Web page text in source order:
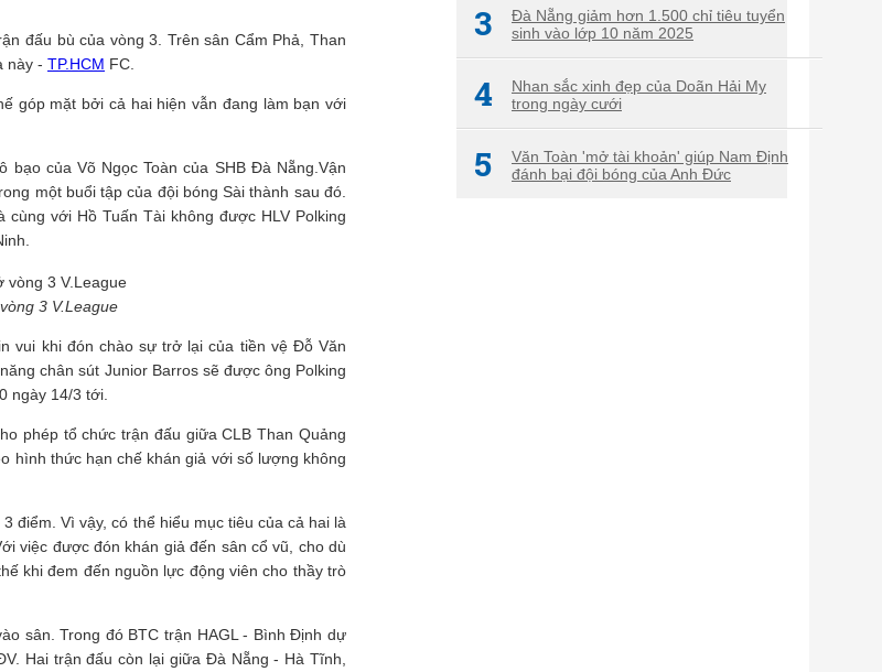
đấu bù của vòng 3. Trên sân Cẩm Phả, Than
này - TP.HCM FC.
góp mặt bởi cả hai hiện vẫn đang làm bạn với
của Võ Ngọc Toàn của SHB Đà Nẵng.Vận
một buổi tập của đội bóng Sài thành sau đó.
với Hồ Tuấn Tài không được HLV Polking
3 V.League
vui khi đón chào sự trở lại của tiền vệ Đỗ Văn
chân sút Junior Barros sẽ được ông Polking
ngày 14/3 tới.
phép tổ chức trận đấu giữa CLB Than Quảng
hình thức hạn chế khán giả với số lượng không
điểm. Vì vậy, có thể hiểu mục tiêu của cả hai là
việc được đón khán giả đến sân cổ vũ, cho dù
khi đem đến nguồn lực động viên cho thầy trò
sân. Trong đó BTC trận HAGL - Bình Định dự
Hai trận đấu còn lại giữa Đà Nẵng - Hà Tĩnh,
3
Đà Nẵng giảm hơn 1.500 chỉ tiêu tuyển
sinh vào lớp 10 năm 2025
4
Nhan sắc xinh đẹp của Doãn Hải My
trong ngày cưới
5
Văn Toàn 'mở tài khoản' giúp Nam Định
đánh bại đội bóng của Anh Đức